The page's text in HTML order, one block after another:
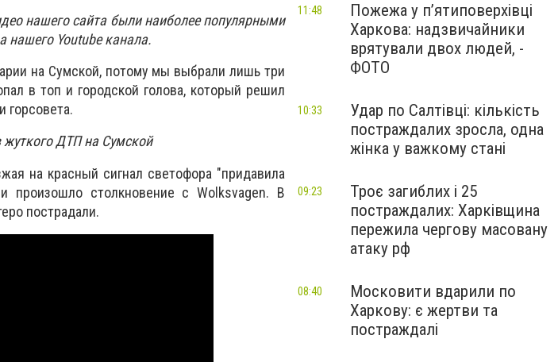
нашего сайта были наиболее популярными
нашего Youtube канала.
на Сумской, потому мы выбрали лишь три
в топ и городской голова, который решил
горсовета.
жуткого ДТП на Сумской
на красный сигнал светофора "придавила
произошло столкновение с Wolksvagen. В
пострадали.
Пожежа у п’ятиповерхівці
Харкова: надзвичайники
врятували двох людей, -
ФОТО
11:48
Удар по Салтівці: кількість
постраждалих зросла, одна
жінка у важкому стані
10:33
Троє загиблих і 25
постраждалих: Харківщина
пережила чергову масовану
атаку рф
09:23
Московити вдарили по
Харкову: є жертви та
постраждалі
08:40